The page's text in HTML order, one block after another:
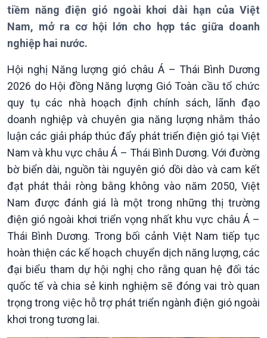
Giới thiệu
Thời sự 6h
Thời sự 12h
Thời sự 18h
Thời sự 21h30
Bản tin
Chuyên mục
Theo dòng Thời sự
tiềm năng điện gió ngoài khơi dài hạn của Việt
Nam, mở ra cơ hội lớn cho hợp tác giữa doanh
nghiệp hai nước.
Hội nghị Năng lượng gió châu Á – Thái Bình Dương
2026 do Hội đồng Năng lượng Gió Toàn cầu tổ chức
quy tụ các nhà hoạch định chính sách, lãnh đạo
doanh nghiệp và chuyên gia năng lượng nhằm thảo
luận các giải pháp thúc đẩy phát triển điện gió tại Việt
Nam và khu vực châu Á – Thái Bình Dương. Với đường
bờ biển dài, nguồn tài nguyên gió dồi dào và cam kết
đạt phát thải ròng bằng không vào năm 2050, Việt
Nam được đánh giá là một trong những thị trường
điện gió ngoài khơi triển vọng nhất khu vực châu Á –
Thái Bình Dương. Trong bối cảnh Việt Nam tiếp tục
hoàn thiện các kế hoạch chuyển dịch năng lượng, các
đại biểu tham dự hội nghị cho rằng quan hệ đối tác
quốc tế và chia sẻ kinh nghiệm sẽ đóng vai trò quan
trọng trong việc hỗ trợ phát triển ngành điện gió ngoài
khơi trong tương lai.